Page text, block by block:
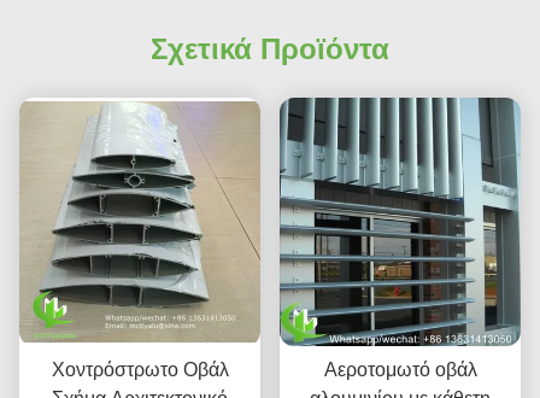
Σχετικά Προϊόντα
Χοντρόστρωτο Οβάλ
Αεροτομωτό οβάλ